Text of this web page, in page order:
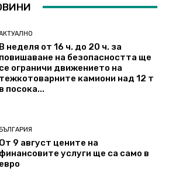
В неделя от 16 ч. до 20 ч. за
повишаване на безопасността ще
се ограничи движението на
тежкотоварните камиони над 12 т
в посока...
От 9 август цените на
финансовите услуги ще са само в
евро